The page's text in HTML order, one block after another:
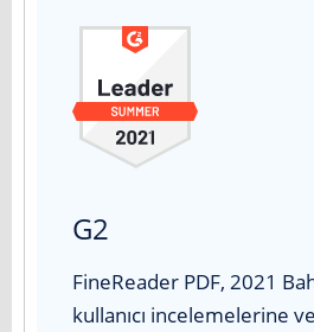
G2
FineReader PDF, 2021
kullanıcı incelemelerine